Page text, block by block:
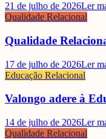
21 de julho de 2026Ler
Qualidade Relacional
Qualidade
17 de julho de 2026Ler
Educação Relacional
Valongo adere à
14 de julho de 2026Ler
Qualidade Relacional